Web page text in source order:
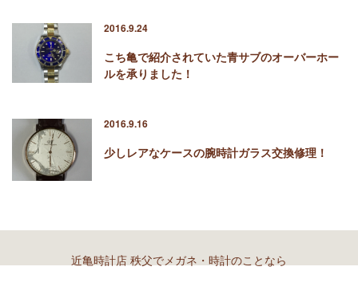
2016.9.24
こち亀で紹介されていた青サブのオーバーホー
ルを承りました！
2016.9.16
少しレアなケースの腕時計ガラス交換修理！
近亀時計店 秩父でメガネ・時計のことなら